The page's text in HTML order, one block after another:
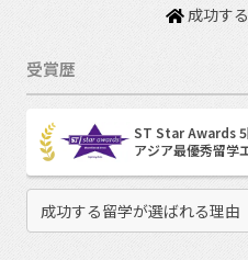
成功す
受賞歴
ST Star Awards 5
アジア最優秀留学
成功する留学が選ばれる理由